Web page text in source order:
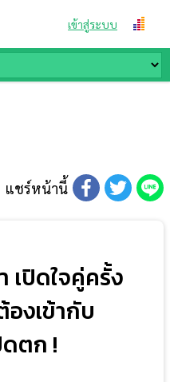
เข้าสู่ระบบ
แชร์หน้านี้
เปิดใจคู่ครั้ง
องเข้ากับ
ตก !